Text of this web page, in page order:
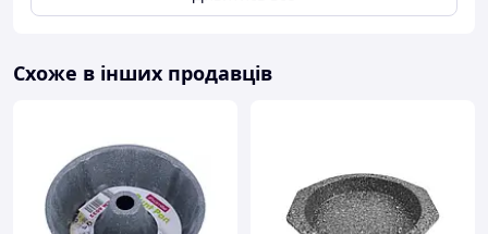
Ні, вони мають антипригарні властивості
Чи можна використовувати форми для
іншої випічки?
Так, вони підходять для кексів та інших
здобних виробів.
Схоже в інших продавців